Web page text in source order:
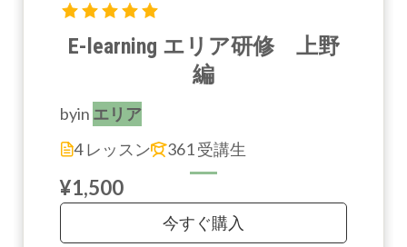
E-learning エリア研修 上野
編
byin エリア
4 レッスン
361 受講生
¥1,500
今すぐ購入